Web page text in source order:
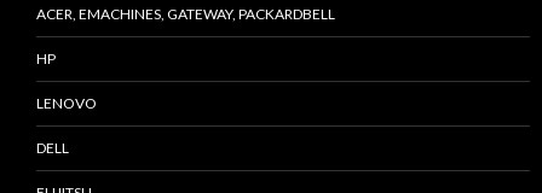
ACER, EMACHINES, GATEWAY, PACKARDBELL
HP
LENOVO
DELL